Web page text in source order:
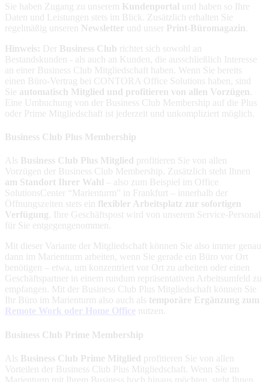
Sie haben Zugang zu unserem Kundenportal und haben so Ihre
Daten und Leistungen stets im Blick. Zusätzlich erhalten Sie
regelmäßig unseren
Newsletter und unser Print-Büromagazin
Hinweis: Der Business Club richtet sich sowohl an
Bestandskunden - als auch an Kunden, die ausschließlich Interesse
an einer Business Club Mitgliedschaft haben. Wenn Sie bereits
einen Büro-Vertrag bei CONTORA Office Solutions haben, sind
Sie automatisch Mitglied und profitieren von allen Vorzügen
Eine Umbuchung von der Business Club Membership auf die Plus
oder Prime Mitgliedschaft ist jederzeit und unkompliziert möglich.
Business Club Plus Membership
Als Business Club Plus Mitglied profitieren Sie von allen
Vorzügen der Business Club Membership. Zusätzlich steht Ihnen
am Standort Ihrer Wahl – also zum Beispiel im Office
SolutionsCenter “Marienturm” in Frankfurt – innerhalb der
Öffnungszeiten stets ein flexibler Arbeitsplatz zur sofortigen
Verfügung . Ihre Geschäftspost wird von unserem Service-Personal
für Sie entgegengenommen.
Mit dieser Variante der Mitgliedschaft können Sie also immer genau
dann im Marienturm arbeiten, wenn Sie gerade ein Büro vor Ort
benötigen – etwa, um konzentriert vor Ort zu arbeiten oder einen
Geschäftspartner in einem rundum repräsentativen Arbeitsumfeld zu
empfangen. Mit der Business Club Plus Mitgliedschaft können Sie
Ihr Büro im Marienturm also auch als temporäre Ergänzung zum
Remote Work oder Home Office nutzen.
Business Club Prime Membership
Als Business Club Prime Mitglied
profitieren Sie von allen
Vorteilen der Business Club Plus Mitgliedschaft. Wenn Sie im
Marienturm mit Ihrem Business hoch hinaus möchten, steht Ihnen